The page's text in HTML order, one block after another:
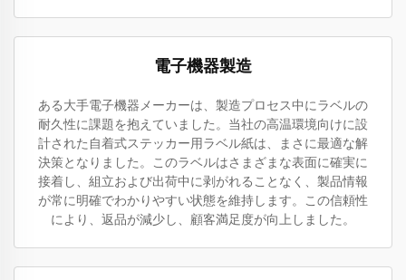
電子機器製造
ある大手電子機器メーカーは、製造プロセス中にラベルの
耐久性に課題を抱えていました。当社の高温環境向けに設
計された自着式ステッカー用ラベル紙は、まさに最適な解
決策となりました。このラベルはさまざまな表面に確実に
接着し、組立および出荷中に剥がれることなく、製品情報
が常に明確でわかりやすい状態を維持します。この信頼性
により、返品が減少し、顧客満足度が向上しました。